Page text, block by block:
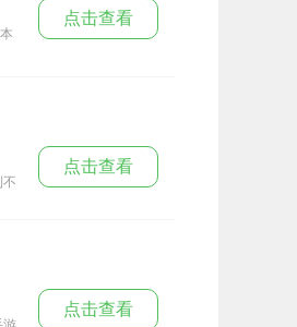
点击查看
点击查看
点击查看